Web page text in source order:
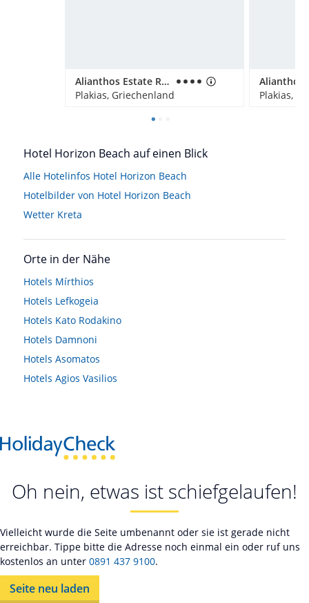
Alianthos Estate Resort
Plakias, Griechenland
Plakias,
Hotel Horizon Beach auf einen Blick
Alle Hotelinfos Hotel Horizon Beach
Hotelbilder von Hotel Horizon Beach
Wetter Kreta
Orte in der Nähe
Hotels Mírthios
Hotels Lefkogeia
Hotels Kato Rodakino
Hotels Damnoni
Hotels Asomatos
Hotels Agios Vasilios
Oh nein, etwas ist schiefgelaufen!
Vielleicht wurde die Seite umbenannt oder sie ist gerade nicht
erreichbar. Tippe bitte die Adresse noch einmal ein oder ruf uns
kostenlos an unter 0891 437 9100.
Seite neu laden